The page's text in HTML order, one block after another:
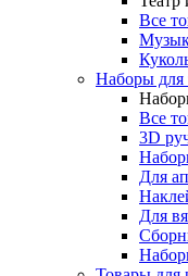
Все
Наборы для
Все
3D
Для
Для